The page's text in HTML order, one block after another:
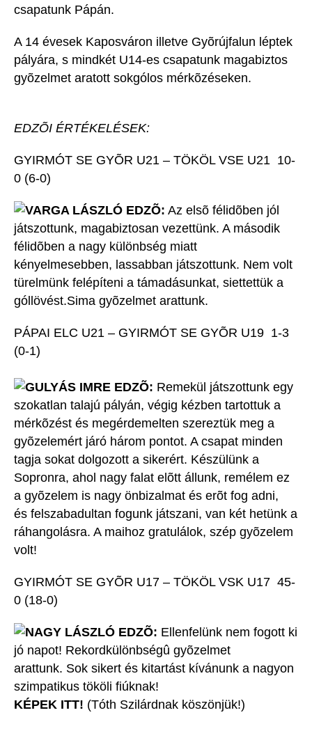
csapatunk Pápán.
A 14 évesek Kaposváron illetve Gyõrújfalun léptek
pályára, s mindkét U14-es csapatunk magabiztos
gyõzelmet aratott sokgólos mérkõzéseken.
EDZÕI ÉRTÉKELÉSEK:
GYIRMÓT SE GYÕR U21 – TÖKÖL VSE U21 10-
0 (6-0)
VARGA LÁSZLÓ EDZÕ: Az elsõ félidõben jól
játszottunk, magabiztosan vezettünk. A második
félidõben a nagy különbség miatt
kényelmesebben, lassabban játszottunk. Nem volt
türelmünk felépíteni a támadásunkat, siettettük a
góllövést.Sima gyõzelmet arattunk.
PÁPAI ELC U21 – GYIRMÓT SE GYÕR U19 1-3
(0-1)
GULYÁS IMRE EDZÕ: Remekül játszottunk egy
szokatlan talajú pályán, végig kézben tartottuk a
mérkõzést és megérdemelten szereztük meg a
gyõzelemért járó három pontot. A csapat minden
tagja sokat dolgozott a sikerért. Készülünk a
Sopronra, ahol nagy falat elõtt állunk, remélem ez
a gyõzelem is nagy önbizalmat és erõt fog adni,
és felszabadultan fogunk játszani, van két hetünk a
ráhangolásra. A maihoz gratulálok, szép gyõzelem
volt!
GYIRMÓT SE GYÕR U17 – TÖKÖL VSK U17 45-
0 (18-0)
NAGY LÁSZLÓ EDZÕ: Ellenfelünk nem fogott ki
jó napot! Rekordkülönbségû gyõzelmet
arattunk. Sok sikert és kitartást kívánunk a nagyon
szimpatikus tököli fiúknak!
KÉPEK ITT! (Tóth Szilárdnak köszönjük!)